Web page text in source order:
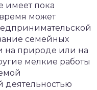
имеет пока
может
семейных
на природе или на
мелкие работы
деятельностью